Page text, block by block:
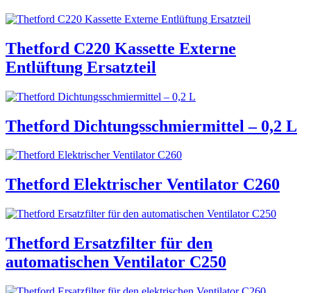
Thetford C220 Kassette Externe
Entlüftung Ersatzteil
Thetford Dichtungsschmiermittel – 0,2 L
Thetford Elektrischer Ventilator C260
Thetford Ersatzfilter für den
automatischen Ventilator C250